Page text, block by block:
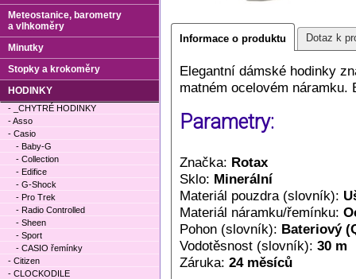
Informace o produktu Dotaz k
Elegantní dámské hodinky
matném ocelovém
Parametry:
Značka: Rotax
Sklo: Minerální
Materiál pouzdra (slovník):
Materiál náramku/řemínku:
Pohon (slovník): Bateriový
Vodotěsnost (slovník): 30 m
Záruka: 24 měsíců
Meteostanice, barometry
a vlhkoměry
Minutky
Stopky a krokoměry
HODINKY
- _CHYTRÉ HODINKY
- Asso
- Casio
- Baby-G
- Collection
- Edifice
- G-Shock
- Pro Trek
- Radio Controlled
- Sheen
- Sport
- CASIO řemínky
- Citizen
- CLOCKODILE